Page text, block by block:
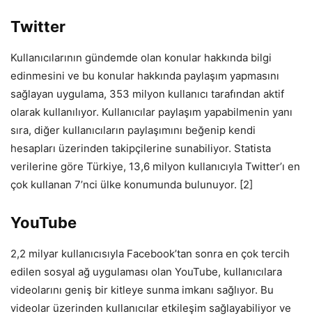
Twitter
Kullanıcılarının gündemde olan konular hakkında bilgi
edinmesini ve bu konular hakkında paylaşım yapmasını
sağlayan uygulama, 353 milyon kullanıcı tarafından aktif
olarak kullanılıyor. Kullanıcılar paylaşım yapabilmenin yanı
sıra, diğer kullanıcıların paylaşımını beğenip kendi
hesapları üzerinden takipçilerine sunabiliyor. Statista
verilerine göre Türkiye, 13,6 milyon kullanıcıyla Twitter’ı en
çok kullanan 7’nci ülke konumunda bulunuyor. [2]
YouTube
2,2 milyar kullanıcısıyla Facebook’tan sonra en çok tercih
edilen sosyal ağ uygulaması olan YouTube, kullanıcılara
videolarını geniş bir kitleye sunma imkanı sağlıyor. Bu
videolar üzerinden kullanıcılar etkileşim sağlayabiliyor ve